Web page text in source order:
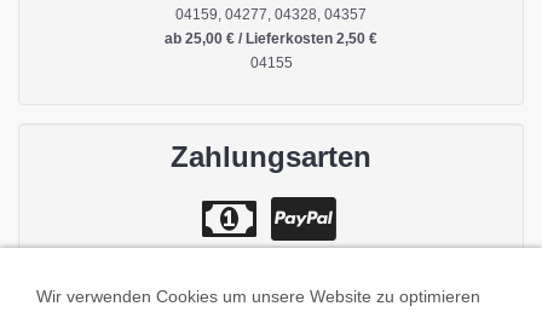
04159, 04277, 04328, 04357
ab 25,00 € / Lieferkosten 2,50 €
04155
Zahlungsarten
Wir verwenden Cookies um unsere Website zu optimieren